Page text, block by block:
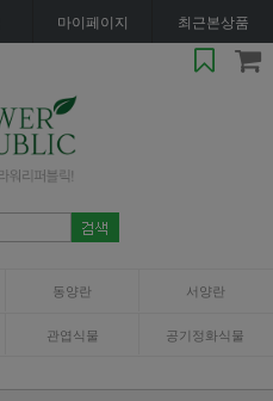
마이페이지 최근본상품
동양란 서양란
관엽식물 공기정화식물